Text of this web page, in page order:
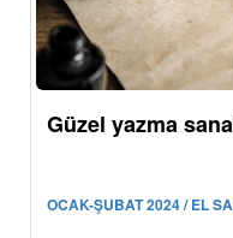
Güzel yazma
OCAK-ŞUBAT 2024 / EL